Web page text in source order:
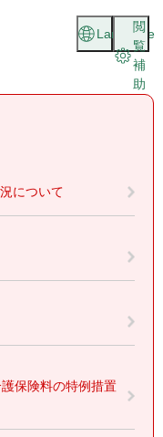
閲
覧
補
助
Language
について
保険料の特例措置